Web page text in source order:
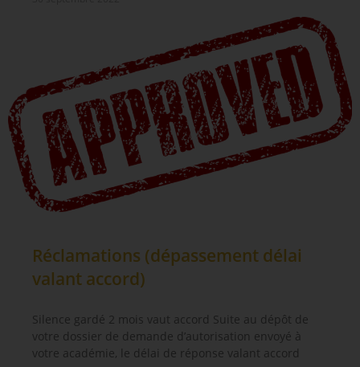
Réclamations (dépassement délai
valant accord)
Silence gardé 2 mois vaut accord Suite au dépôt de
votre dossier de demande d’autorisation envoyé à
votre académie, le délai de réponse valant accord